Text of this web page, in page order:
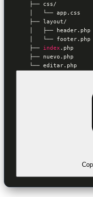
    ├── css/
    │   └── app.css
    ├── layout/
    │   ├── header.php
    │   └── footer.php
    ├──
index .php
    ├── nuevo.php
    └── editar.php